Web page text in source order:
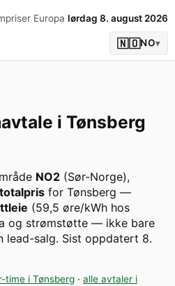
Europa lørdag 8. august 2026
🇳🇴NO▾
i Tønsberg
NO2 (Sør-Norge),
for Tønsberg —
(59,5 øre/kWh hos
og strømstøtte — ikke bare
lead-salg. Sist oppdatert 8.
time i Tønsberg · alle avtaler i